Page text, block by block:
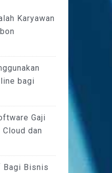
Karyawan
bagi
Gaji
dan
Bagi Bisnis